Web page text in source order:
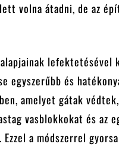
volna átadni, de az
lefektetésével
egyszerűbb és
amelyet gátak
vasblokkokat és az
Ezzel a módszerrel